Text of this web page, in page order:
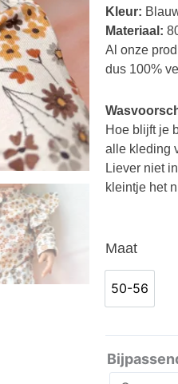
Kleur:
Materiaal:
Al onze
dus 100%
Hoe blijft je
alle kleding
Liever niet
kleintje het
Maat
50-56
Boxpakje
aantal